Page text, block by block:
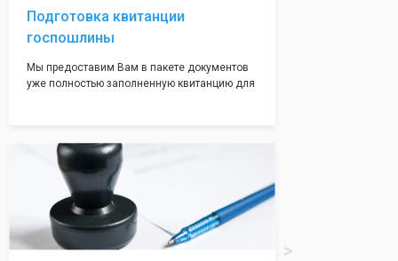
Подготовка квитанции
госпошлины
Мы предоставим Вам в пакете документов
уже полностью заполненную квитанцию для
посредственно в налоговой инспекции при
подаче документов на регистрацию.